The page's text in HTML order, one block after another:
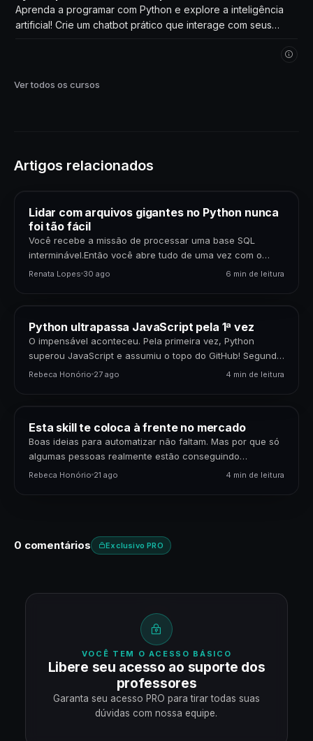
Aprenda a programar com Python e explore a inteligência
artificial! Crie um chatbot prático que interage com seus
Ver todos os cursos
Artigos relacionados
Lidar com arquivos gigantes no Python nunca
foi tão fácil
Você recebe a missão de processar uma base SQL
interminável.Então você abre tudo de uma vez com o
Pandas.O Python trava.O PC pede socorro.…
Renata Lopes 30 ago 6 min de leitura
Python ultrapassa JavaScript pela 1ª vez
O impensável aconteceu. Pela primeira vez, Python
superou JavaScript e assumiu o topo do GitHub! Segundo
o relatório The State of the Octoverse 2024, o
Rebeca Honório 27 ago 4 min de leitura
Esta skill te coloca à frente no mercado
Boas ideias para automatizar não faltam. Mas por que só
algumas pessoas realmente estão conseguindo
transformar isso em oportunidades e carreira? Hoje a
Rebeca Honório 21 ago 4 min de leitura
0 comentários Exclusivo PRO
VOCÊ TEM O ACESSO BÁSICO
Libere seu acesso ao suporte dos
professores
Garanta seu acesso PRO para tirar todas suas
dúvidas com nossa equipe.